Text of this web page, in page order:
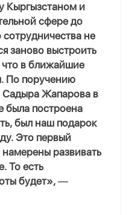
Кыргызстаном и
сфере до
сотрудничества не
заново выстроить
в ближайшие
По поручению
Садыра Жапарова в
была построена
был наш подарок
Это первый
развивать
То есть
будет», —